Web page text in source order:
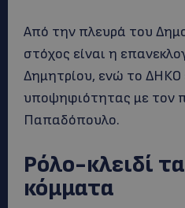
Από την πλευρά του
στόχος είναι η
Δημητρίου, ενώ το ΔΗΚΟ
υποψηφιότητας με τον
Παπαδόπουλο.
Ρόλο-κλειδί
κόμματα